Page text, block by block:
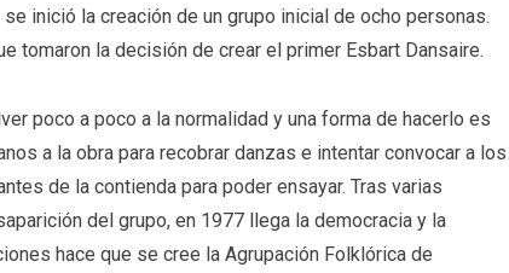
inició la creación de un grupo inicial de ocho personas.
tomaron la decisión de crear el primer Esbart Dansaire.
poco a poco a la normalidad y una forma de hacerlo es
a la obra para recobrar danzas e intentar convocar a los
de la contienda para poder ensayar. Tras varias
del grupo, en 1977 llega la democracia y la
hace que se cree la Agrupación Folklórica de